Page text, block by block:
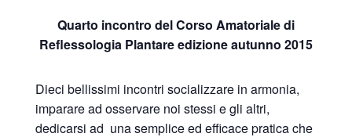
Quarto incontro del Corso Amatoriale di
Reflessologia Plantare edizione autunno 2015
Dieci bellissimi incontri socializzare in armonia,
imparare ad osservare noi stessi e gli altri,
dedicarsi ad una semplice ed efficace pratica che